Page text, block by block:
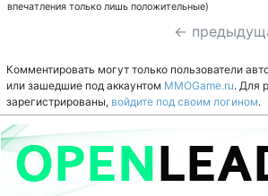
впечатления только лишь положительные)
←
Комментировать могут только пользователи
или зашедшие под аккаунтом MMOGame.ru. Для
зарегистрированы, войдите под своим логином.